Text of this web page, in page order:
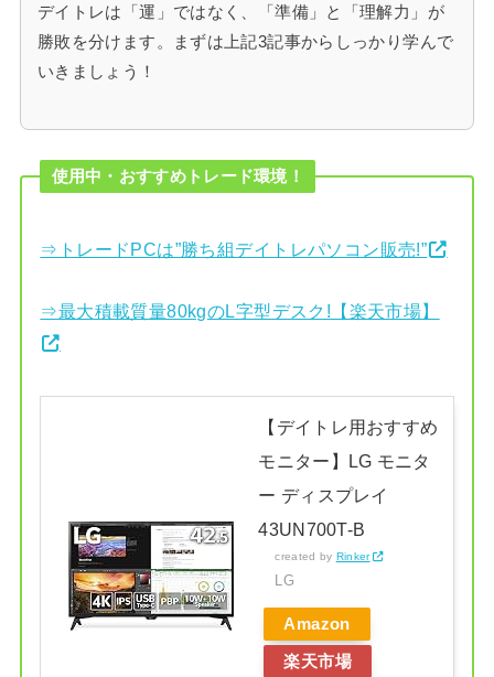
デイトレは「運」ではなく、「準備」と「理解力」が
勝敗を分けます。まずは上記3記事からしっかり学んで
いきましょう！
使用中・おすすめトレード環境！
⇒トレードPCは”勝ち組デイトレパソコン販売!”
⇒最大積載質量80kgのL字型デスク!【楽天市場】
【デイトレ用おすすめ
モニター】LG モニタ
ー ディスプレイ
43UN700T-B
created by Rinker
LG
Amazon
楽天市場